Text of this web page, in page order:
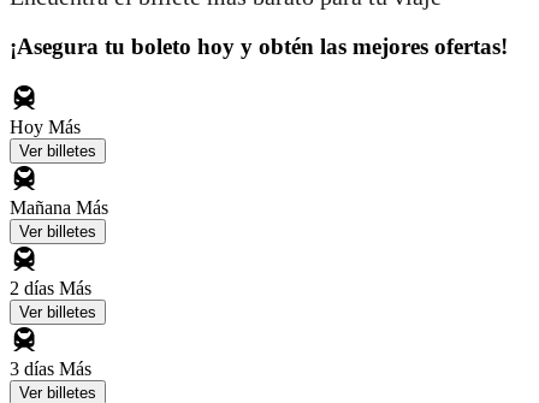
¡Asegura tu boleto hoy y obtén las mejores ofertas!
Hoy Más
Ver billetes
Mañana Más
Ver billetes
2 días Más
Ver billetes
3 días Más
Ver billetes